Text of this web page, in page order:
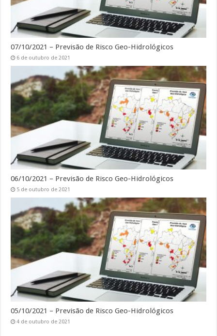
07/10/2021 – Previsão de Risco Geo-Hidrológicos
6 de outubro de 2021
06/10/2021 – Previsão de Risco Geo-Hidrológicos
5 de outubro de 2021
05/10/2021 – Previsão de Risco Geo-Hidrológicos
4 de outubro de 2021